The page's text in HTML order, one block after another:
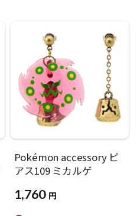
Pokémon accessory ピ
アス109 ミカルゲ
1,760 円